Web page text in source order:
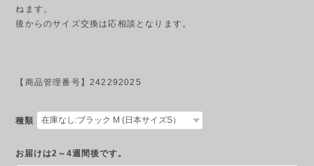
ねます。
後からのサイズ交換は応相談となります。
【商品管理番号】242292025
種類
お届けは2～4週間後です。